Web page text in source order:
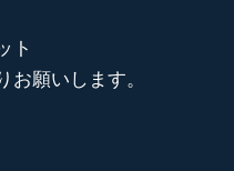
ト
願いします。